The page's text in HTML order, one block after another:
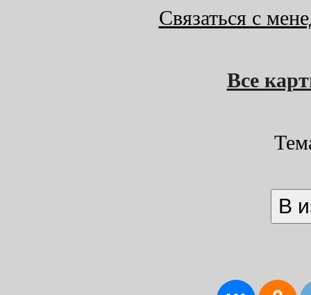
Связаться с
Все